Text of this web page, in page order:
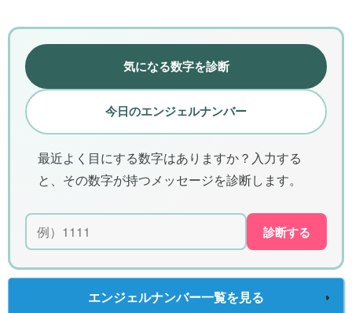
気になる数字を診断
今日のエンジェルナンバー
最近よく目にする数字はありますか？入力する
と、その数字が持つメッセージを診断します。
診断する
エンジェルナンバー一覧を見る